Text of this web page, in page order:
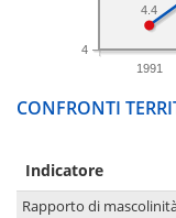
1991
4
4.4
CONFRONTI
Indicatore
Rapporto di